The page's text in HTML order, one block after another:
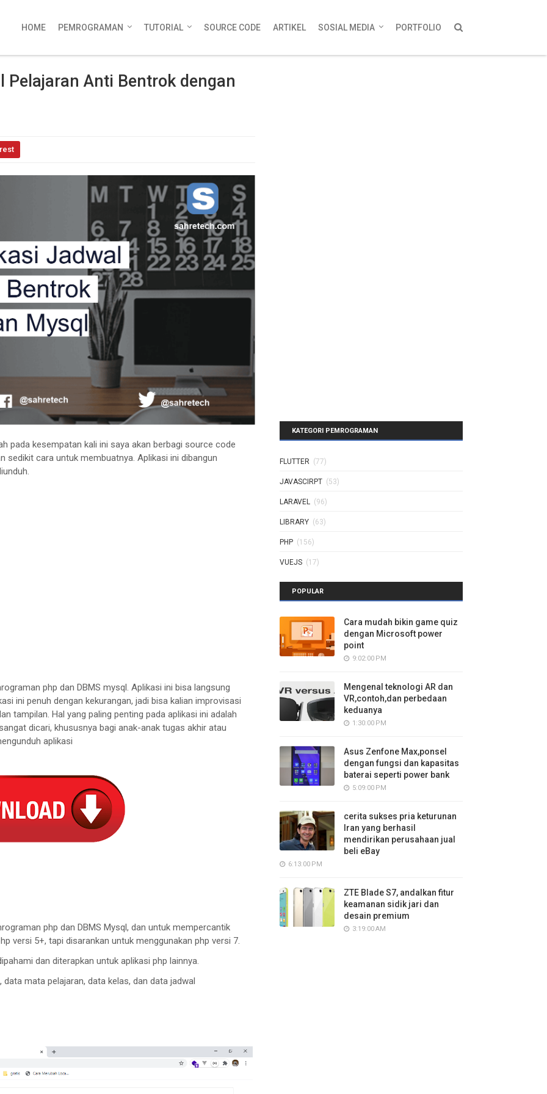
HOME PEMROGRAMAN TUTORIAL SOURCE CODE ARTIKEL SOSIAL MEDIA PORTFOLIO
Anti Bentrok dengan
pada kesempatan kali ini saya akan berbagi source code
sedikit cara untuk membuatnya. Aplikasi ini dibangun
php dan DBMS mysql. Aplikasi ini bisa langsung
ini penuh dengan kekurangan, jadi bisa kalian improvisasi
tampilan. Hal yang paling penting pada aplikasi ini adalah
dicari, khususnya bagi anak-anak tugas akhir atau
aplikasi
php dan DBMS Mysql, dan untuk mempercantik
versi 5+, tapi disarankan untuk menggunakan php versi 7.
dan diterapkan untuk aplikasi php lainnya.
mata pelajaran, data kelas, dan data jadwal
KATEGORI PEMROGRAMAN
FLUTTER (77)
JAVASCIRPT (53)
LARAVEL (96)
LIBRARY (63)
PHP (156)
VUEJS (17)
POPULAR
Cara mudah bikin game quiz
dengan Microsoft power
point
9:02:00 PM
Mengenal teknologi AR dan
VR,contoh,dan perbedaan
keduanya
1:30:00 PM
Asus Zenfone Max,ponsel
dengan fungsi dan kapasitas
baterai seperti power bank
5:09:00 PM
cerita sukses pria keturunan
Iran yang berhasil
mendirikan perusahaan jual
beli eBay
6:13:00 PM
ZTE Blade S7, andalkan fitur
keamanan sidik jari dan
desain premium
3:19:00 AM